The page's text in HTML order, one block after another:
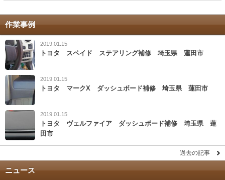
作業事例
2019.01.15
トヨタ スペイド ステアリング補修 埼玉県 蓮田市
2019.01.15
トヨタ マークX ダッシュボード補修 埼玉県 蓮田市
2019.01.15
トヨタ ヴェルファイア ダッシュボード補修 埼玉県 蓮
田市
過去の記事
ニュース